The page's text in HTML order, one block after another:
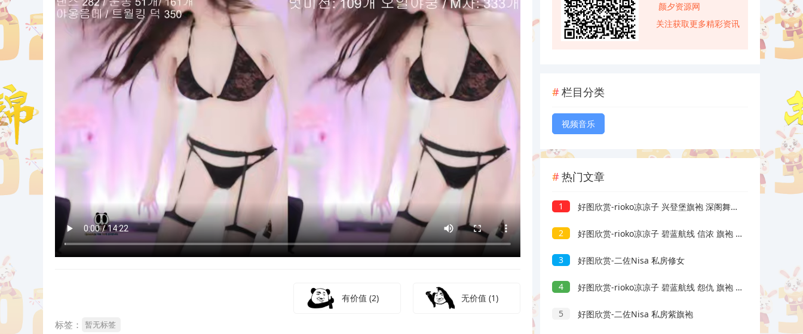
有价值(2) 无价值(1)
标签： 暂无标签
颜夕资源网
关注获取更多精彩资讯
栏目分类
视频音乐
热门文章
1 好图欣赏-rioko凉凉子 兴登堡旗袍 深阁舞戏
2 好图欣赏-rioko凉凉子 碧蓝航线 信浓 旗袍 相融一梦
3 好图欣赏-二佐Nisa 私房修女
4 好图欣赏-rioko凉凉子 碧蓝航线 怨仇 旗袍 杯盏盈芳华
5 好图欣赏-二佐Nisa 私房紫旗袍